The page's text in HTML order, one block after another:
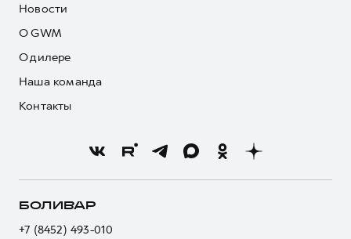
Новости
О GWM
О дилере
Наша команда
Контакты
БОЛИВАР
+7 (8452) 493-010